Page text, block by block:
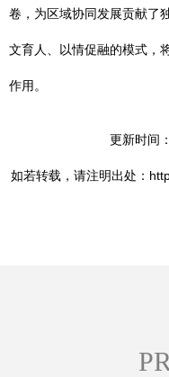
卷，为区域协同发展贡献了
文育人、以情促融的模式，
作用。
更新时间
如若转载，请注明出处：